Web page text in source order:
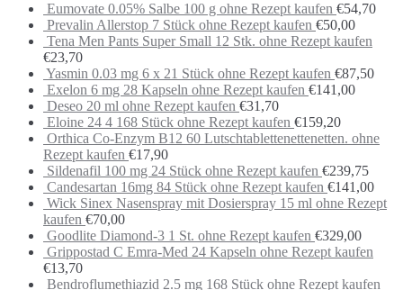
Eumovate 0.05% Salbe 100 g ohne Rezept kaufen €54,70
Prevalin Allerstop 7 Stück ohne Rezept kaufen €50,00
Tena Men Pants Super Small 12 Stk. ohne Rezept kaufen
€23,70
Yasmin 0.03 mg 6 x 21 Stück ohne Rezept kaufen €87,50
Exelon 6 mg 28 Kapseln ohne Rezept kaufen €141,00
Deseo 20 ml ohne Rezept kaufen €31,70
Eloine 24 4 168 Stück ohne Rezept kaufen €159,20
Orthica Co-Enzym B12 60 Lutschtablettenettenetten. ohne
Rezept kaufen €17,90
Sildenafil 100 mg 24 Stück ohne Rezept kaufen €239,75
Candesartan 16mg 84 Stück ohne Rezept kaufen €141,00
Wick Sinex Nasenspray mit Dosierspray 15 ml ohne Rezept
kaufen €70,00
Goodlite Diamond-3 1 St. ohne Rezept kaufen €329,00
Grippostad C Emra-Med 24 Kapseln ohne Rezept kaufen
€13,70
Bendroflumethiazid 2.5 mg 168 Stück ohne Rezept kaufen